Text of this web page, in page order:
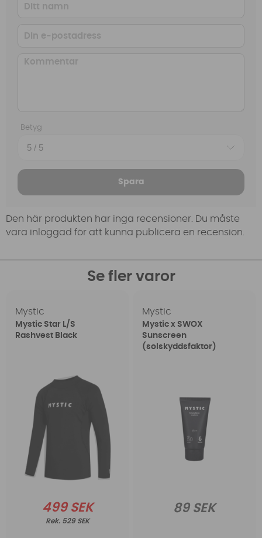
Betyg
Spara
Den här produkten har inga recensioner. Du måste
vara inloggad för att kunna publicera en recension.
Se fler varor
Mystic
Mystic Star L/S
Rashvest Black
499 SEK
529 SEK
Mystic
Mystic x SWOX
Sunscreen
(solskyddsfaktor)
89 SEK